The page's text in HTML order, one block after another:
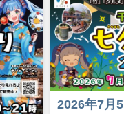
2026年7月